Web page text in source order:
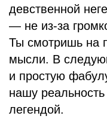
девственной
— не из-за
Ты смотришь на
мысли. В
и простую
нашу
легендой.